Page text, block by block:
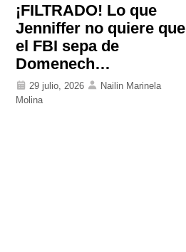
¡FILTRADO! Lo que
Jenniffer no quiere que
el FBI sepa de
Domenech…
29 julio, 2026
Nailin Marinela
Molina